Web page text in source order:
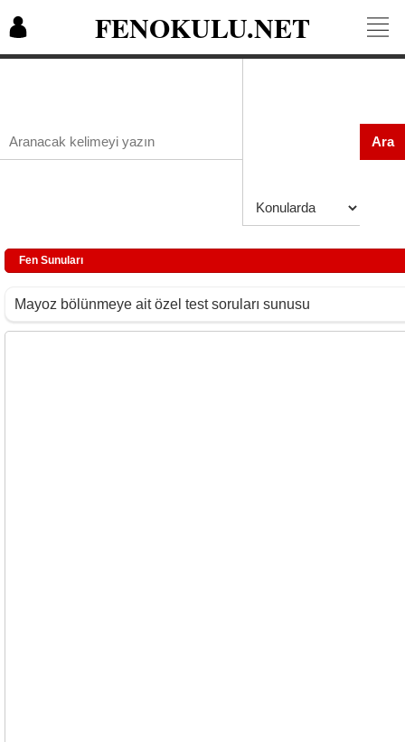
FENOKULU.NET
Ara
Fen Sunuları
Mayoz bölünmeye ait özel test soruları sunusu